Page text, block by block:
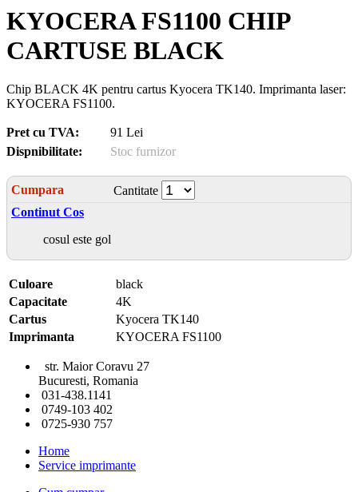
KYOCERA FS1100 CHIP
CARTUSE BLACK
Chip BLACK 4K pentru cartus Kyocera TK140. Imprimanta laser:
KYOCERA FS1100.
Pret cu TVA:
91 Lei
Dispnibilitate:
Stoc furnizor
Cumpara
Cantitate
Continut Cos
cosul este gol
Culoare
black
Capacitate
4K
Cartus
Kyocera TK140
Imprimanta
KYOCERA FS1100
str. Maior Coravu 27
Bucuresti, Romania
031-438.1141
0749-103 402
0725-930 757
Home
Service imprimante